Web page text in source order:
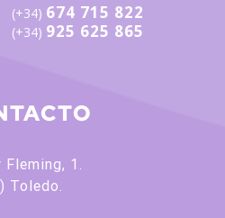
(+34) 674 715 822
(+34) 925 625 865
1.
Toledo.